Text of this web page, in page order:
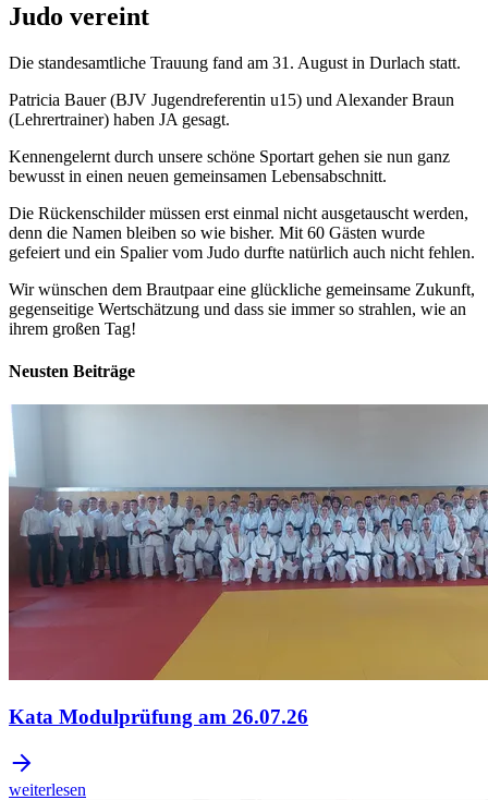
Judo vereint
Die standesamtliche Trauung fand am 31. August in Durlach statt.
Patricia Bauer (BJV Jugendreferentin u15) und Alexander Braun
(Lehrertrainer) haben JA gesagt.
Kennengelernt durch unsere schöne Sportart gehen sie nun ganz
bewusst in einen neuen gemeinsamen Lebensabschnitt.
Die Rückenschilder müssen erst einmal nicht ausgetauscht werden,
denn die Namen bleiben so wie bisher. Mit 60 Gästen wurde
gefeiert und ein Spalier vom Judo durfte natürlich auch nicht fehlen.
Wir wünschen dem Brautpaar eine glückliche gemeinsame Zukunft,
gegenseitige Wertschätzung und dass sie immer so strahlen, wie an
ihrem großen Tag!
Neusten Beiträge
Kata Modulprüfung am 26.07.26
weiterlesen